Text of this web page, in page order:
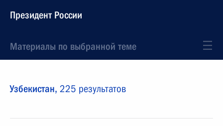
Президент России
Материалы по выбранной теме
Узбекистан, 225 результатов